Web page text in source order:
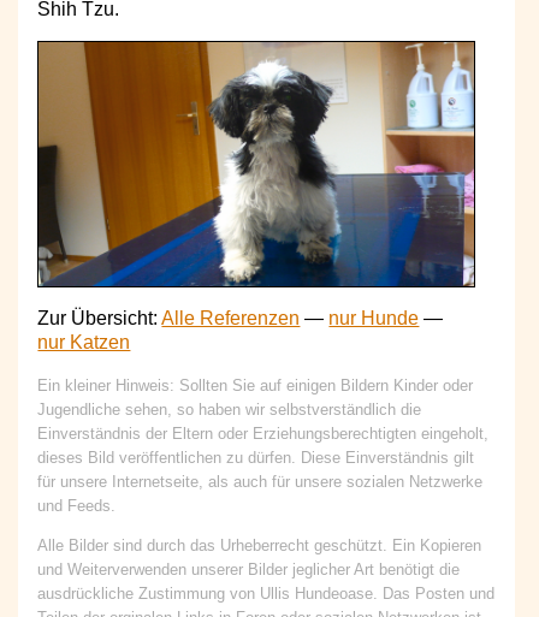
Shih Tzu.
Zur Übersicht:Alle Referenzen — nur Hunde —
nur Katzen
Ein kleiner Hinweis: Sollten Sie auf einigen Bildern Kinder oder
Jugendliche sehen, so haben wir selbstverständlich die
Einverständnis der Eltern oder Erziehungsberechtigten eingeholt,
dieses Bild veröffentlichen zu dürfen. Diese Einverständnis gilt
für unsere Internetseite, als auch für unsere sozialen Netzwerke
und Feeds.
Alle Bilder sind durch das Urheberrecht geschützt. Ein Kopieren
und Weiterverwenden unserer Bilder jeglicher Art benötigt die
ausdrückliche Zustimmung von Ullis Hundeoase. Das Posten und